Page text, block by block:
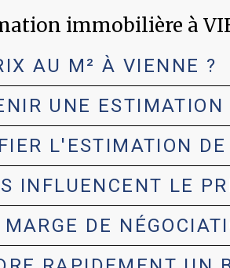
immobilière à
AU M² À VIENNE ?
UNE
L'ESTIMATION
INFLUENCENT LE
DE